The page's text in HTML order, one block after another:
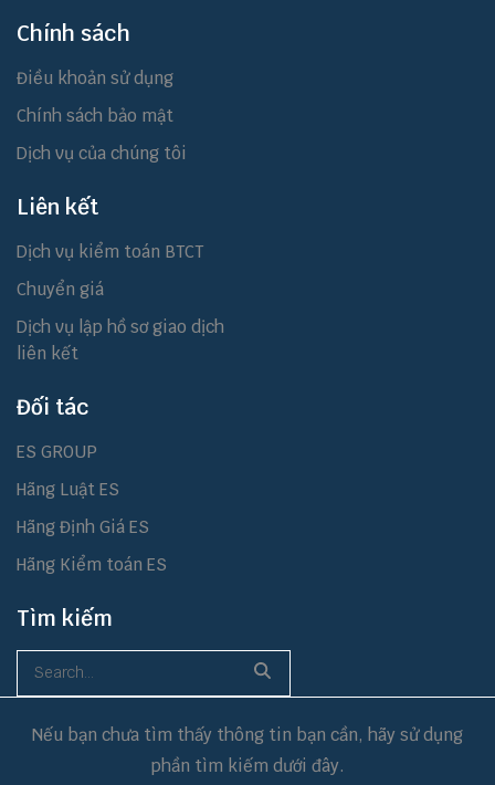
Chính sách
Điều khoản sử dụng
Chính sách bảo mật
Dịch vụ của chúng tôi
Liên kết
Dịch vụ kiểm toán BTCT
Chuyển giá
Dịch vụ lập hồ sơ giao dịch
liên kết
Đối tác
ES GROUP
Hãng Luật ES
Hãng Định Giá ES
Hãng Kiểm toán ES
Tìm kiếm
Nếu bạn chưa tìm thấy thông tin bạn cần, hãy sử dụng
phần tìm kiếm dưới đây.